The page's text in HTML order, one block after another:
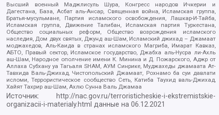
Высший военный Маджлисуль Шура, Конгресс народов Ичкерии и
Дагестана, База, Асбат аль-Ансар, Священная война, Исламская группа,
Братья-мусульмане, Партия исламского освобождения, Лашкар-И-Тайба,
Исламская группа, Движение Талибан, Исламская партия Туркестана,
Общество социальных реформ, Общество возрождения исламского
наследия, Дом двух святых, Джунд аш-Шам, Исламский джихад – Джамаат
моджахедов, Аль-Каида в странах исламского Магриба, Имарат Кавказ,
АБТО, Правый сектор, Исламское государство, Джабха аль-Нусра ли-Ахль
аш-Шам, Народное ополчение имени К. Минина и Д. Пожарского, Аджр от
Аллаха Субхану уа Тагьаля SHAM, АУМ Синрике, Муджахеды джамаата Ат-
Тавхида Валь-Джихад, Чистопольский Джамаат, Рохнамо ба суи давлати
исломи, Террористическое сообщество Сеть, Катиба Таухид валь-Джихад,
Хайят Тахрир аш-Шам, Ахлю Сунна Валь Джамаа
Источник:
http://nac.gov.ru/terroristicheskie-i-ekstremistskie-
organizacii-i-materialy.html данные на06.12.2021